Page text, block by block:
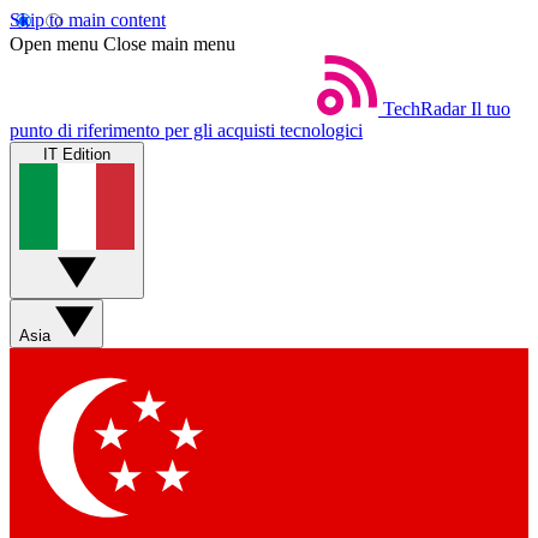
Skip to main content
Open menu Close main menu
TechRadar Il tuo
punto di riferimento per gli acquisti tecnologici
IT Edition
Asia